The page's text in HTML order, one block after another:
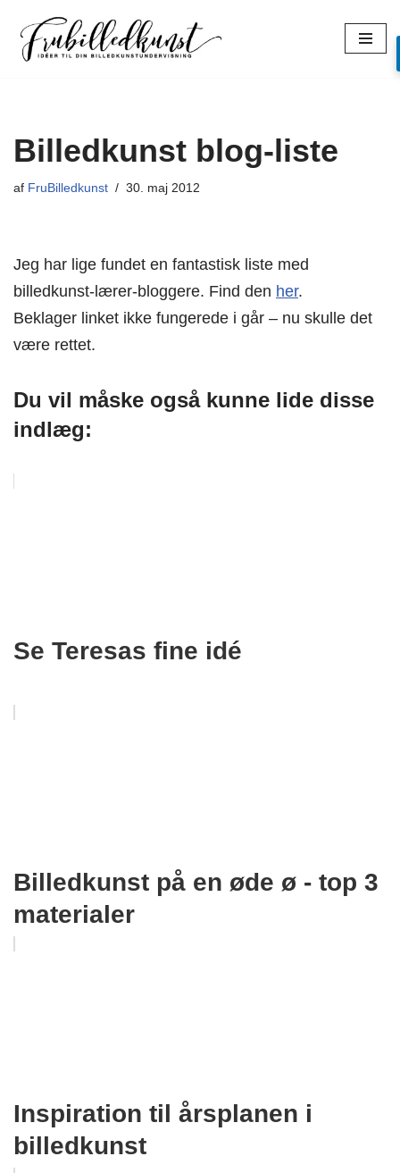
Spring
Billedkunst blog-liste
af FruBilledkunst 30. maj 2012
Jeg har lige fundet en fantastisk liste med
billedkunst-lærer-bloggere. Find den her.
Beklager linket ikke fungerede i går – nu skulle det
være rettet.
Du vil måske også kunne lide disse
indlæg:
Se Teresas fine idé
Billedkunst på en øde ø - top 3
materialer
Inspiration til årsplanen i
billedkunst